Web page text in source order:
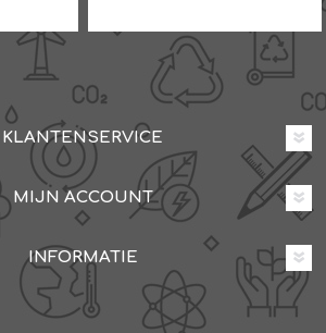
KLANTENSERVICE
MIJN ACCOUNT
INFORMATIE